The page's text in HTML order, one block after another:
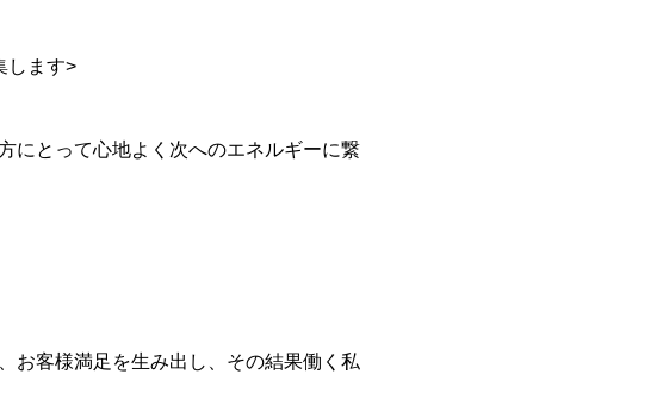
します>
にとって心地よく次へのエネルギーに繋
お客様満足を生み出し、その結果働く私